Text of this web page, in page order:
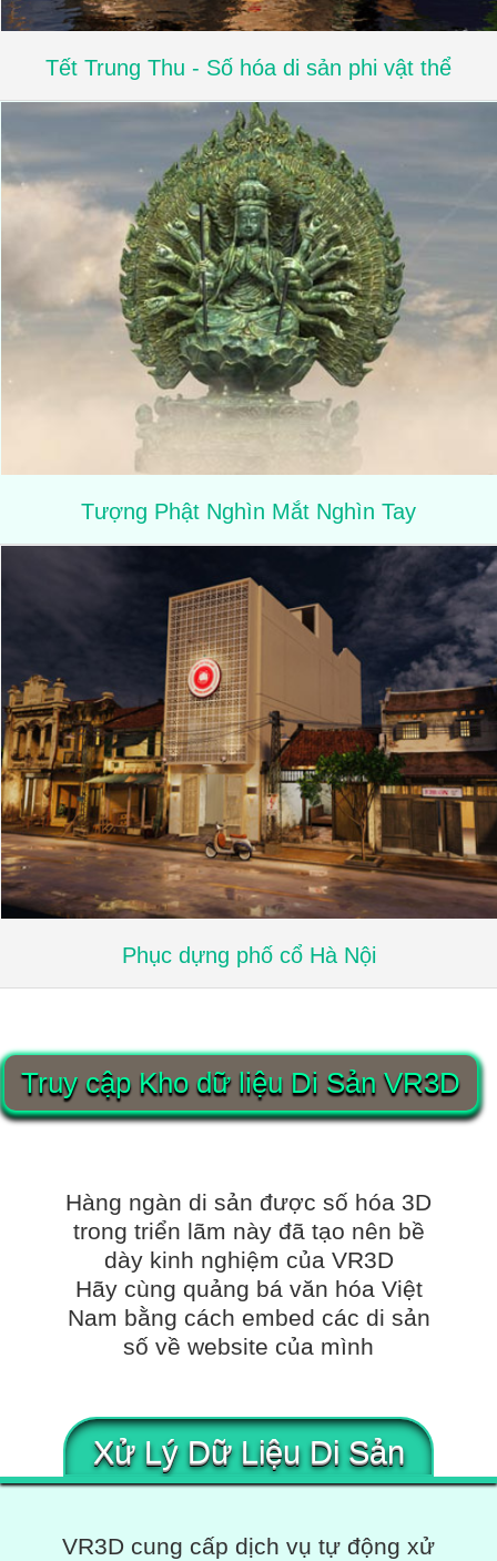
Tết Trung Thu - Số hóa di sản phi vật thể
Tượng Phật Nghìn Mắt Nghìn Tay
Phục dựng phố cổ Hà Nội
Truy cập Kho dữ liệu Di Sản VR3D
Hàng ngàn di sản được số hóa 3D
trong triển lãm này đã tạo nên bề
dày kinh nghiệm của VR3D
Hãy cùng quảng bá văn hóa Việt
Nam bằng cách embed các di sản
số về website của mình
Xử Lý Dữ Liệu Di Sản
VR3D cung cấp dịch vụ tự động xử